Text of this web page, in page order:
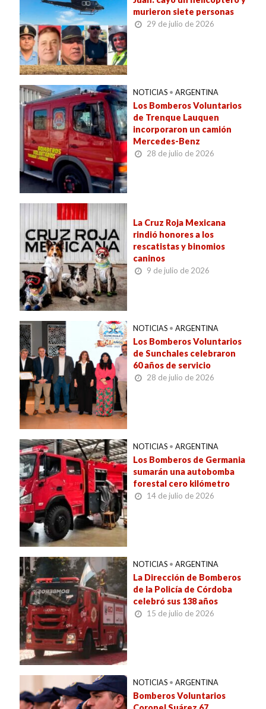
murieron siete personas
29 de julio de 2026
NOTICIAS • ARGENTINA
Los Bomberos Voluntarios
de Trenque Lauquen
incorporaron un camión
Mercedes-Benz
28 de julio de 2026
La Cruz Roja Mexicana
rindió honores a los
rescatistas y binomios
caninos
9 de julio de 2026
NOTICIAS • ARGENTINA
Los Bomberos Voluntarios
de Sunchales celebraron
60 años de servicio
28 de julio de 2026
NOTICIAS • ARGENTINA
Los Bomberos de Germania
sumarán una autobomba
forestal cero kilómetro
14 de julio de 2026
NOTICIAS • ARGENTINA
La Dirección de Bomberos
de la Policía de Córdoba
celebró sus 138 años
15 de julio de 2026
NOTICIAS • ARGENTINA
Bomberos Voluntarios